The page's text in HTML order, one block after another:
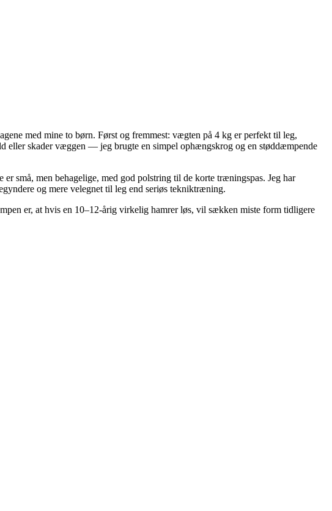
med mine to børn. Først og fremmest: vægten på 4 kg er perfekt til leg,
eller skader væggen — jeg brugte en simpel ophængskrog og en støddæmpende
små, men behagelige, med god polstring til de korte træningspas. Jeg har
og mere velegnet til leg end seriøs tekniktræning.
er, at hvis en 10–12-årig virkelig hamrer løs, vil sækken miste form tidligere